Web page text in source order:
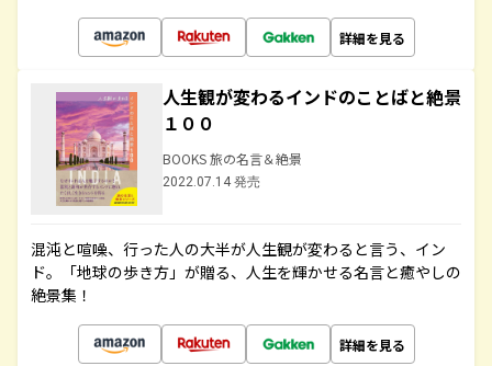
詳細を見る
人生観が変わるインドのことばと絶景
１００
BOOKS 旅の名言＆絶景
2022.07.14 発売
混沌と喧噪、行った人の大半が人生観が変わると言う、イン
ド。「地球の歩き方」が贈る、人生を輝かせる名言と癒やしの
絶景集！
詳細を見る